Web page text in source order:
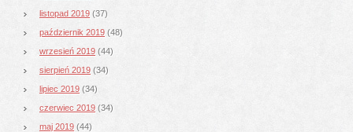
listopad 2019 (37)
październik 2019 (48)
wrzesień 2019 (44)
sierpień 2019 (34)
lipiec 2019 (34)
czerwiec 2019 (34)
maj 2019 (44)